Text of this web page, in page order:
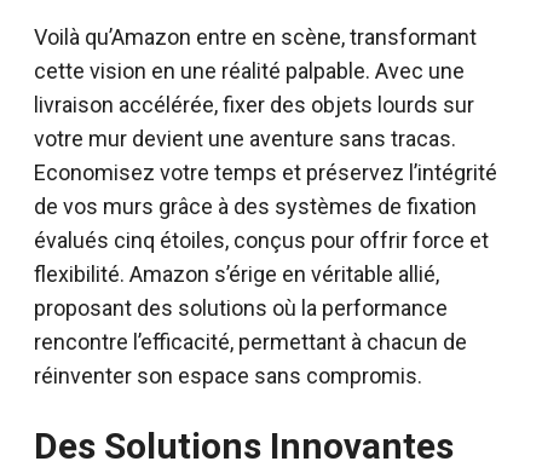
Voilà qu’Amazon entre en scène, transformant
cette vision en une réalité palpable. Avec une
livraison accélérée, fixer des objets lourds sur
votre mur devient une aventure sans tracas.
Economisez votre temps et préservez l’intégrité
de vos murs grâce à des systèmes de fixation
évalués cinq étoiles, conçus pour offrir force et
flexibilité. Amazon s’érige en véritable allié,
proposant des solutions où la performance
rencontre l’efficacité, permettant à chacun de
réinventer son espace sans compromis.
Des Solutions Innovantes